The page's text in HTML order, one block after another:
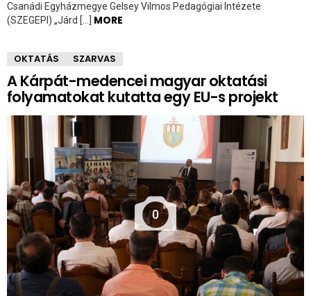
Csanádi Egyházmegye Gelsey Vilmos Pedagógiai Intézete
(SZEGEPI) „Járd […] MORE
OKTATÁS SZARVAS
A Kárpát-medencei magyar oktatási
folyamatokat kutatta egy EU-s projekt
0